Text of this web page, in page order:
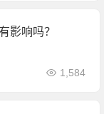
影响吗？
1,584